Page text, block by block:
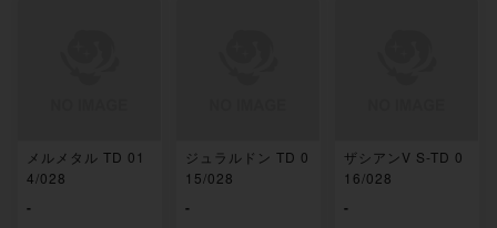
メルメタル TD 01
4/028
-
ジュラルドン TD 0
15/028
-
ザシアンV S-TD 0
16/028
-